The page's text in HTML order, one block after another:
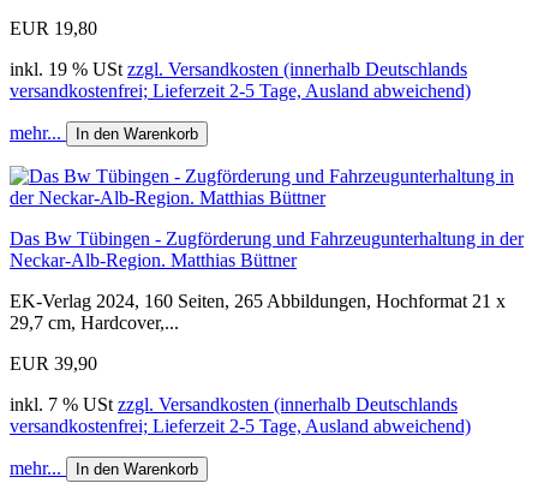
EUR 19,80
inkl. 19 % USt zzgl. Versandkosten (innerhalb Deutschlands
versandkostenfrei; Lieferzeit 2-5 Tage, Ausland abweichend)
mehr... In den Warenkorb
Das Bw Tübingen - Zugförderung und Fahrzeugunterhaltung in der
Neckar-Alb-Region. Matthias Büttner
EK-Verlag 2024, 160 Seiten, 265 Abbildungen, Hochformat 21 x
29,7 cm, Hardcover,...
EUR 39,90
inkl. 7 % USt zzgl. Versandkosten (innerhalb Deutschlands
versandkostenfrei; Lieferzeit 2-5 Tage, Ausland abweichend)
mehr... In den Warenkorb